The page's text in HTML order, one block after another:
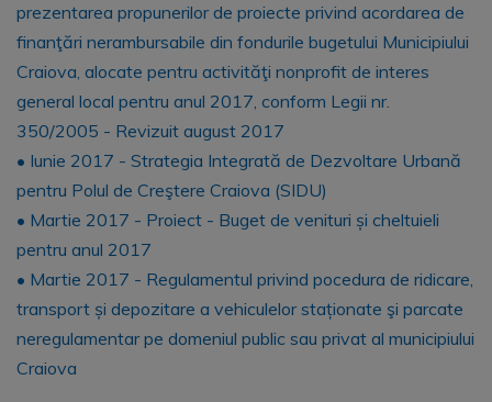
prezentarea propunerilor de proiecte privind acordarea de
finanţări nerambursabile din fondurile bugetului Municipiului
Craiova, alocate pentru activităţi nonprofit de interes
general local pentru anul 2017, conform Legii nr.
350/2005 - Revizuit august 2017
• Iunie 2017 - Strategia Integrată de Dezvoltare Urbană
pentru Polul de Creştere Craiova (SIDU)
• Martie 2017 - Proiect - Buget de venituri și cheltuieli
pentru anul 2017
• Martie 2017 - Regulamentul privind pocedura de ridicare,
transport și depozitare a vehiculelor staționate şi parcate
neregulamentar pe domeniul public sau privat al municipiului
Craiova